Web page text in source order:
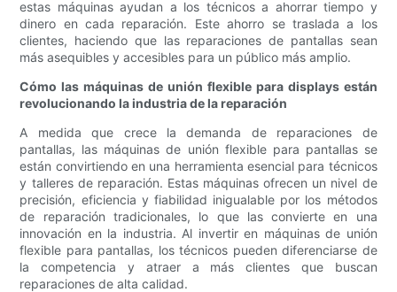
estas máquinas ayudan a los técnicos a ahorrar tiempo y
dinero en cada reparación. Este ahorro se traslada a los
clientes, haciendo que las reparaciones de pantallas sean
más asequibles y accesibles para un público más amplio.
Cómo las máquinas de unión flexible para displays están
revolucionando la industria de la reparación
A medida que crece la demanda de reparaciones de
pantallas, las máquinas de unión flexible para pantallas se
están convirtiendo en una herramienta esencial para técnicos
y talleres de reparación. Estas máquinas ofrecen un nivel de
precisión, eficiencia y fiabilidad inigualable por los métodos
de reparación tradicionales, lo que las convierte en una
innovación en la industria. Al invertir en máquinas de unión
flexible para pantallas, los técnicos pueden diferenciarse de
la competencia y atraer a más clientes que buscan
reparaciones de alta calidad.